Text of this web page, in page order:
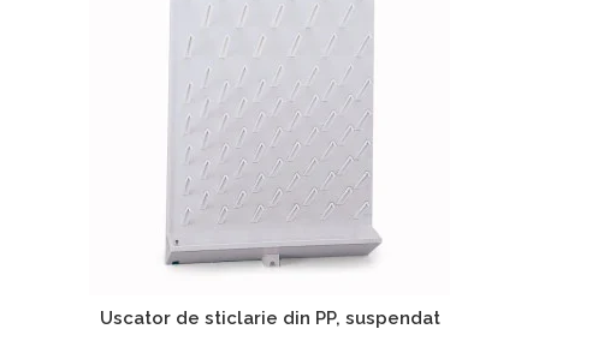
Dulapuri De Laborator/Corpuri
Mobilier Pentru Autolaborator
Uscator de sticlarie din PP, suspendat